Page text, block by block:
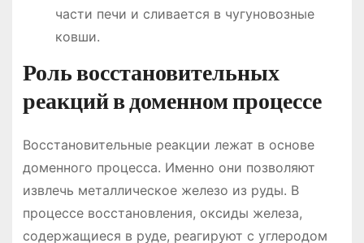
части печи и сливается в чугуновозные
ковши.
Роль восстановительных
реакций в доменном процессе
Восстановительные реакции лежат в основе
доменного процесса. Именно они позволяют
извлечь металлическое железо из руды. В
процессе восстановления, оксиды железа,
содержащиеся в руде, реагируют с углеродом